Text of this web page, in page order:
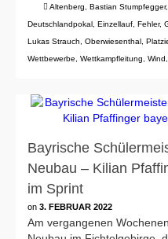
Altenberg Bastian Stumpfegger,
Deutschlandpokal Einzellauf Fehler,
Lukas Strauch
Oberwiesenthal
Wettbewerbe
Wettkampfleitung Wind
Bayrische
Neubau – Kilian
im Sprint
on 3. FEBRUAR 2022
Am vergangenen